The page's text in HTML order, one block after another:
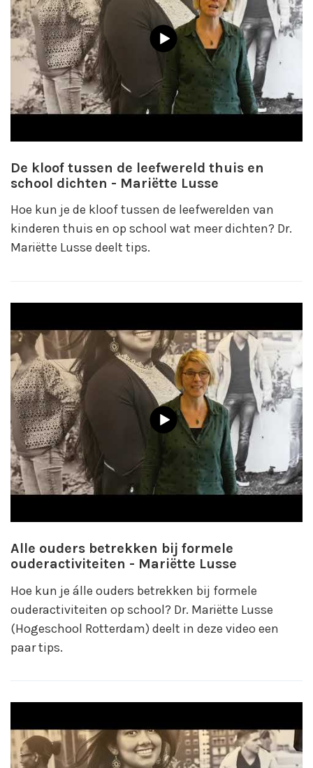
De kloof tussen de leefwereld thuis en
school dichten - Mariëtte Lusse
Hoe kun je de kloof tussen de leefwerelden van
kinderen thuis en op school wat meer dichten? Dr.
Mariëtte Lusse deelt tips.
Alle ouders betrekken bij formele
ouderactiviteiten - Mariëtte Lusse
Hoe kun je álle ouders betrekken bij formele
ouderactiviteiten op school? Dr. Mariëtte Lusse
(Hogeschool Rotterdam) deelt in deze video een
paar tips.